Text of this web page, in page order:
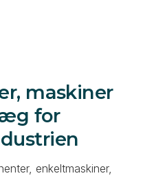
maskiner
for
enkeltmaskiner,